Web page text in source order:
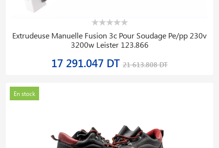
Extrudeuse Manuelle Fusion 3c Pour Soudage Pe/pp 230v
3200w Leister 123.866
17 291.047 DT 21 613.808 DT
En stock